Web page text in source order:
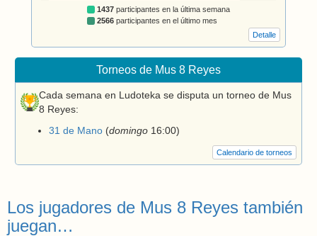
1437 participantes en la última semana
2566 participantes en el último mes
Detalle
Torneos de Mus 8 Reyes
Cada semana en Ludoteka se disputa un torneo de Mus
8 Reyes:
31 de Mano (domingo 16:00)
Calendario de torneos
Los jugadores de Mus 8 Reyes también
juegan…